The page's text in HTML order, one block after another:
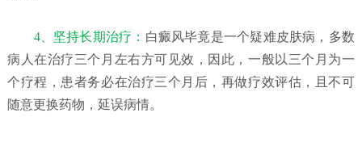
4、坚持长期治疗： 白癜风毕竟是一个疑难皮肤病，多数
病人在治疗三个月左右方可见效，因此，一般以三个月为一
个疗程，患者务必在治疗三个月后，再做疗效评估，且不可
随意更换药物，延误病情。